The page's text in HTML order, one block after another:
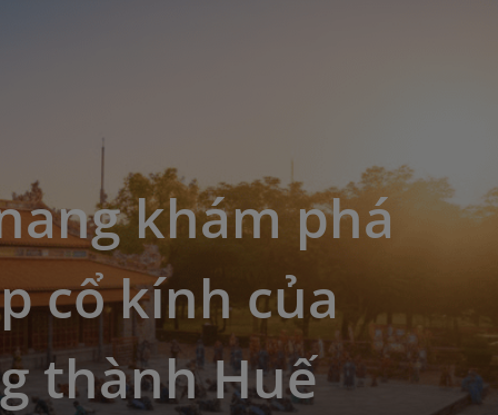
khám phá
cổ kính của
thành Huế